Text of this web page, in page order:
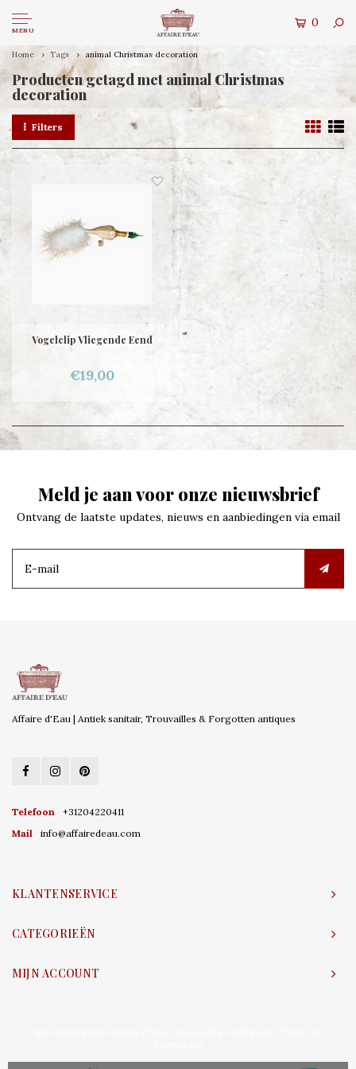
MENU
0
Home Tags animal Christmas decoration
Producten getagd met animal Christmas
decoration
Filters
Vogelclip Vliegende Eend
€19,00
Meld je aan voor onze nieuwsbrief
Ontvang de laatste updates, nieuws en aanbiedingen via email
Affaire d'Eau | Antiek sanitair, Trouvailles & Forgotten antiques
Telefoon
+31204220411
Mail
info@affairedeau.com
KLANTENSERVICE
CATEGORIEËN
MIJN ACCOUNT